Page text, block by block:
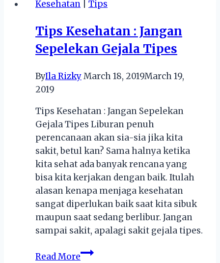
Jakarta
Sejarah
Yang
Kamu
Kesehatan Tips
Tips Kesehatan : Jangan
Sepelekan Gejala Tipes
ByIla RizkyMarch 18, 2019March 19,
2019
Tips Kesehatan : Jangan Sepelekan
Gejala Tipes Liburan penuh
perencanaan akan sia-sia jika kita
sakit, betul kan? Sama halnya ketika
kita sehat ada banyak rencana yang
bisa kita kerjakan dengan baik. Itulah
alasan kenapa menjaga kesehatan
sangat diperlukan baik saat kita sibuk
maupun saat sedang berlibur. Jangan
sampai sakit, apalagi sakit gejala tipes.
Read MoreTips